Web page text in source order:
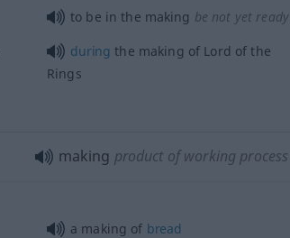
to be in the making be not yet ready
during the making of Lord of the
Rings
making product of working process
a making of bread